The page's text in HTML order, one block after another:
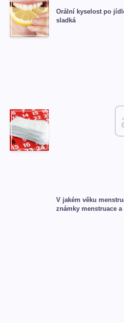
Orální kyselost po
sladká
V jakém věku
známky menstruace